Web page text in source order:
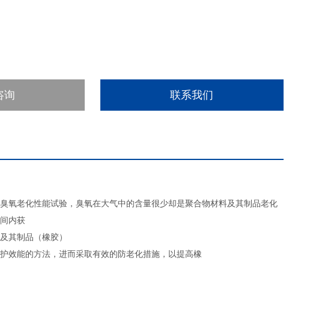
询 联系我们
氧老化性能试验，臭氧在大气中的含量很少却是聚合物材料及其制品老化
内获
其制品（橡胶）
效能的方法，进而采取有效的防老化措施，以提高橡